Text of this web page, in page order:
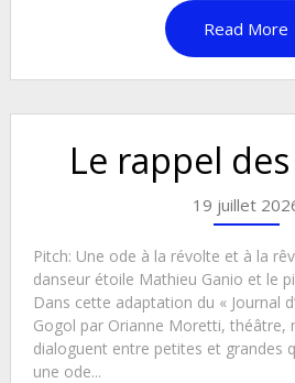
Read More
Le rappel
19 juillet
Pitch: Une ode à la révolte et à la
danseur étoile Mathieu Ganio et le
Dans cette adaptation du « Journal
Gogol par Orianne Moretti, théâtre,
dialoguent entre petites et grandes
une ode...